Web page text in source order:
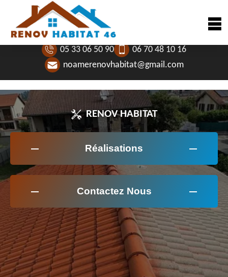
05 33 06 50 90
06 70 48 10 16
noamerenovhabitat@gmail.com
RENOV HABITAT
Réalisations
Contactez Nous